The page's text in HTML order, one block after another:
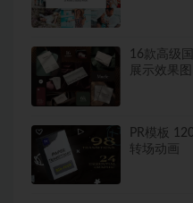
16款高级
展示效果
PR模板
转场动画